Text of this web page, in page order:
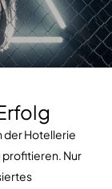
der Hotellerie
profitieren. Nur